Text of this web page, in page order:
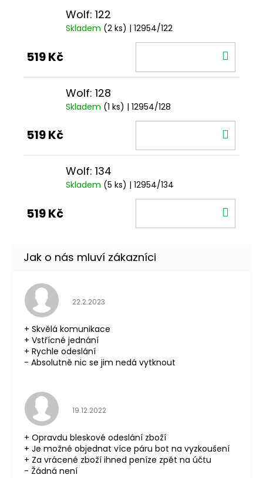
Wolf: 122
Skladem (2 ks) | 12954/122
519 Kč
Wolf: 128
Skladem (1 ks) | 12954/128
519 Kč
Wolf: 134
Skladem (5 ks) | 12954/134
519 Kč
Hodnocení obchodu je 5 z 5 hvězdiček.
22.2.2023
+ Skvělá komunikace
+ Vstřícné jednání
+ Rychle odeslání
- Absolutně nic se jim nedá vytknout
Hodnocení obchodu je 5 z 5 hvězdiček.
19.12.2022
+ Opravdu bleskové odeslání zboží
+ Je možné objednat více páru bot na vyzkoušení
+ Za vrácené zboží ihned peníze zpět na účtu
- Žádná není